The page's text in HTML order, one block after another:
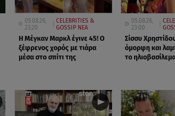
05.08.26,
23:20
CELEBRITIES &
GOSSIP ΝΕΑ
Η Μέγκαν Μαρκλ έγινε 45! Ο
ξέφρενος χορός με τιάρα
μέσα στο σπίτι της
05.08.26,
23:00
Σίσσυ
όμορφη και
το